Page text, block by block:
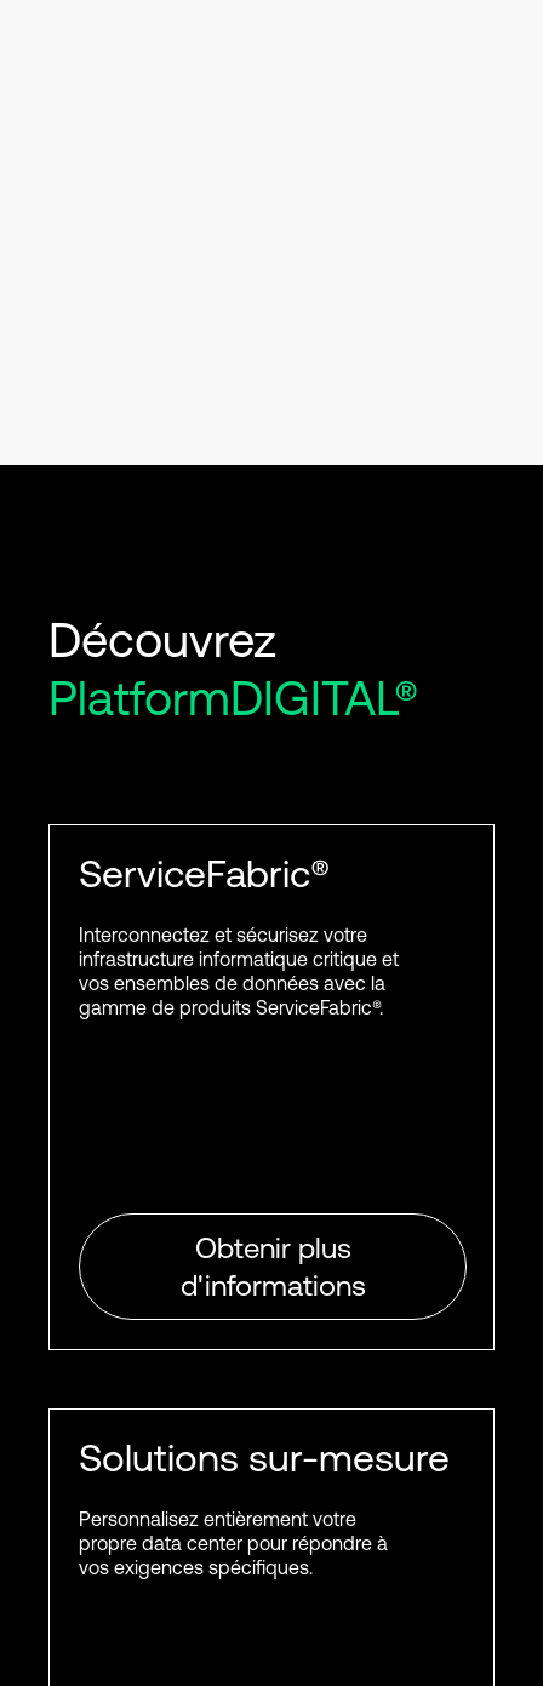
Découvrez
PlatformDIGITAL®
ServiceFabric®
Interconnectez et sécurisez votre
infrastructure informatique critique et
vos ensembles de données avec la
gamme de produits ServiceFabric®.
Obtenir plus
d'informations
Solutions sur-mesure
Personnalisez entièrement votre
propre data center pour répondre à
vos exigences spécifiques.